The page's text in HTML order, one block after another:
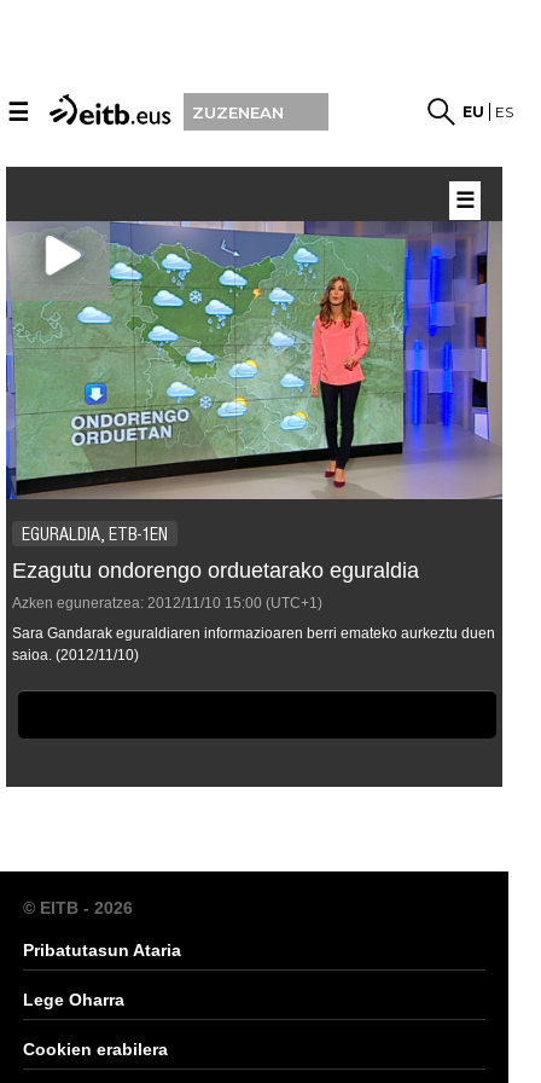
☰ ZUZENEAN EU ES
EGURALDIA, ETB-1EN
Ezagutu ondorengo orduetarako eguraldia
Azken eguneratzea: 2012/11/10 15:00 (UTC+1)
Sara Gandarak eguraldiaren informazioaren berri emateko aurkeztu duen
saioa. (2012/11/10)
☰
© EITB - 2026
Pribatutasun Ataria
Lege Oharra
Cookien erabilera